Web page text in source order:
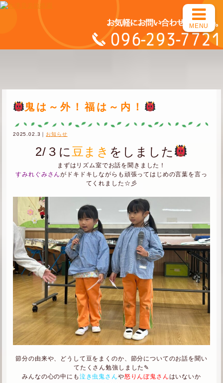
鬼は～外！福は～内！
2025.02.3｜ お知らせ
2/３に 豆まき をしました
まずはリズム室でお話を聞きました！
すみれぐみさんがドキドキしながらも頑張ってはじめの言葉を言っ
てくれました☆彡
節分の由来や、どうして豆をまくのか、節分についてのお話を聞い
てたくさん勉強しました✎
みんなの心の中にも 泣き虫鬼さんや怒りんぼ鬼さんはいないか
MENU